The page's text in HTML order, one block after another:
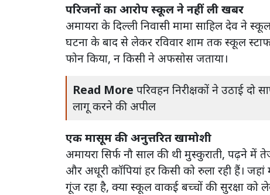
परिजनों का आरोप स्कूल ने नहीं ली खबर
अमायरा के दिल्ली निवासी मामा साहिल देव ने
घटना के बाद से लेकर रविवार शाम तक स्कूल
फोन किया, न किसी ने अफसोस जताया।
Read More परिवहन निरीक्षकों ने उठाई दो
लागू करने की अपील
एक मासूम की अनुत्तरित खामोशी
अमायरा सिर्फ नौ साल की थी मुस्कुराती, पढ़ने
और अधूरी कॉपियां हर किसी को रुला रही हैं।
गूंज रहा है, क्या स्कूल वाकई बच्चों की सुरक्षा को